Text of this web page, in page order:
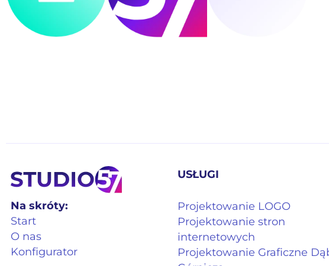
Na skróty:
Start
O nas
Konfigurator
USŁUGI
Projektowanie LOGO
Projektowanie stron
internetowych
Projektowanie Graficzne